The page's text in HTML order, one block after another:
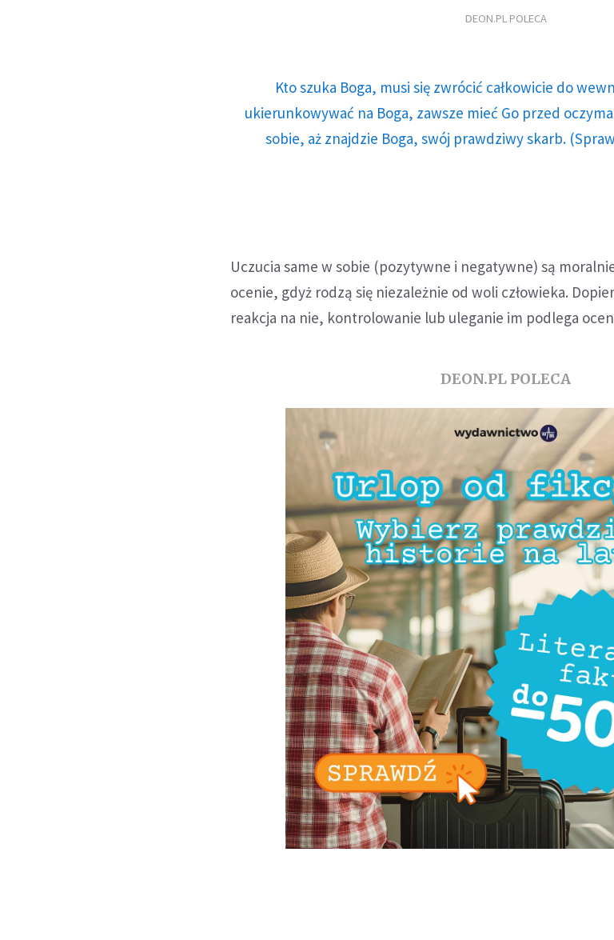
DEON.PL POLECA
Kto szuka Boga, musi się zwrócić całkowicie do
ukierunkowywać na Boga, zawsze mieć Go przed
sobie, aż znajdzie Boga, swój prawdziwy skarb.
Uczucia same w sobie (pozytywne i negatywne) są
ocenie, gdyż rodzą się niezależnie od woli człowieka.
reakcja na nie, kontrolowanie lub uleganie im podlega
DEON.PL POLECA